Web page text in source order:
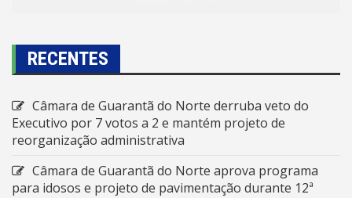
RECENTES
Câmara de Guarantã do Norte derruba veto do
Executivo por 7 votos a 2 e mantém projeto de
reorganização administrativa
Câmara de Guarantã do Norte aprova programa
para idosos e projeto de pavimentação durante 12ª